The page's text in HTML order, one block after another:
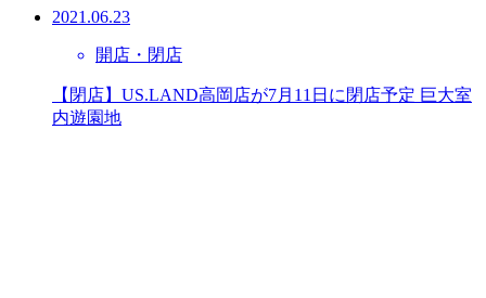
2021.06.23
開店・閉店
【閉店】US.LAND高岡店が7月11日に閉店予定 巨大室
内遊園地